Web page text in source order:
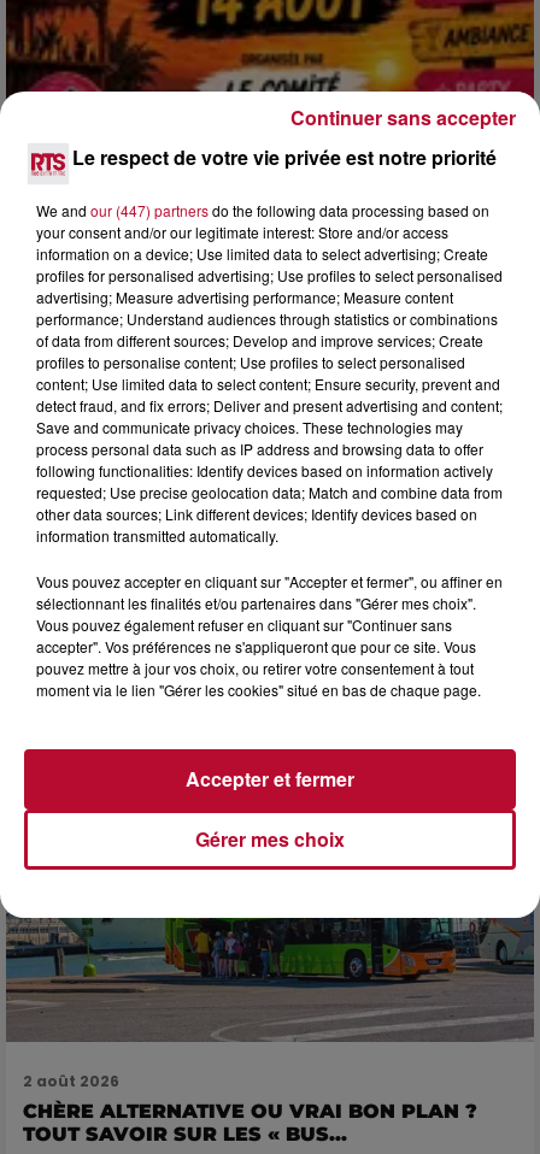
3 août 2026
SOIRÉE DJ PLAYA
3 août 2026
NOS IDÉES DE SORTIES POUR CETTE SEMAINE
Début août, c’est le cœur de l’été. La semaine débute, et
comme tous les lundis de l’été, on ouvre l’agenda qui est
encore bien rempli ! Entre sessions...
2 août 2026
CHÈRE ALTERNATIVE OU VRAI BON PLAN ?
TOUT SAVOIR SUR LES « BUS...
Le respect de votre vie privée est notre priorité
We and our (447) partnersdo the following data processing based on
your consent and/or our legitimate interest: Store and/or access
information on a device; Use limited data to select advertising; Create
profiles for personalised advertising; Use profiles to select personalised
advertising; Measure advertising performance; Measure content
performance; Understand audiences through statistics or combinations
of data from different sources; Develop and improve services; Create
profiles to personalise content; Use profiles to select personalised
content; Use limited data to select content; Ensure security, prevent and
detect fraud, and fix errors; Deliver and present advertising and content;
Save and communicate privacy choices. These technologies may
process personal data such as IP address and browsing data to offer
following functionalities: Identify devices based on information actively
requested; Use precise geolocation data; Match and combine data from
other data sources; Link different devices; Identify devices based on
information transmitted automatically.
Vous pouvez accepter en cliquant sur "Accepter et fermer", ou affiner en
sélectionnant les finalités et/ou partenaires dans "Gérer mes choix".
Vous pouvez également refuser en cliquant sur "Continuer sans
accepter". Vos préférences ne s'appliqueront que pour ce site. Vous
pouvez mettre à jour vos choix, ou retirer votre consentement à tout
moment via le lien "Gérer les cookies" situé en bas de chaque page.
Gérer mes choix
Accepter et fermer
Continuer sans accepter